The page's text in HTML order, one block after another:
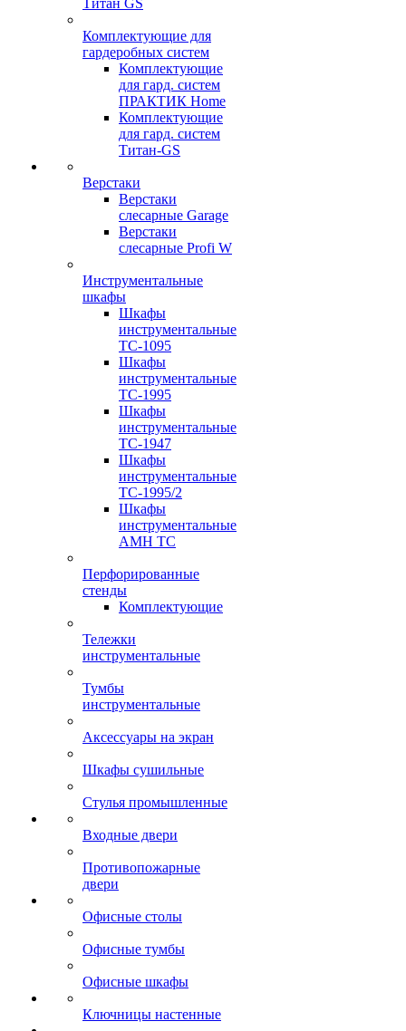
Титан GS
Комплектующие для
гардеробных систем
Комплектующие
для гард. систем
ПРАКТИК Home
Комплектующие
для гард. систем
Титан-GS
Верстаки
Верстаки
слесарные Garage
Верстаки
слесарные Profi W
Инструментальные
шкафы
Шкафы
инструментальные
TC-1095
Шкафы
инструментальные
TC-1995
Шкафы
инструментальные
TC-1947
Шкафы
инструментальные
TC-1995/2
Шкафы
инструментальные
AMH TC
Перфорированные
стенды
Комплектующие
Тележки
инструментальные
Тумбы
инструментальные
Аксессуары на экран
Шкафы сушильные
Стулья промышленные
Входные двери
Противопожарные
двери
Офисные столы
Офисные тумбы
Офисные шкафы
Ключницы настенные